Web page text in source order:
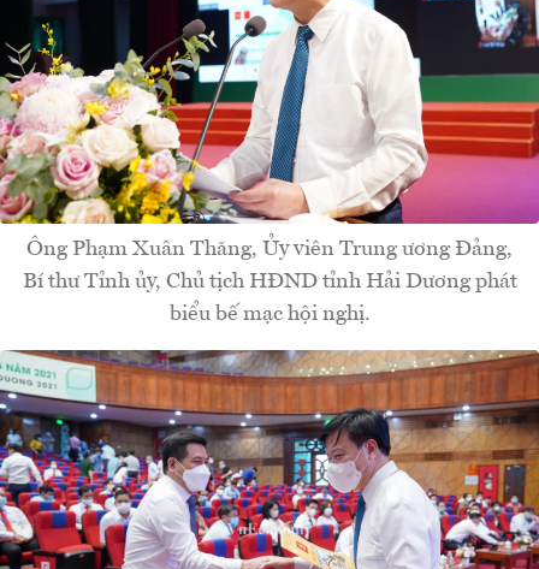
Ông Phạm Xuân Thăng, Ủy viên Trung ương Đảng,
Bí thư Tỉnh ủy, Chủ tịch HĐND tỉnh Hải Dương phát
biểu bế mạc hội nghị.